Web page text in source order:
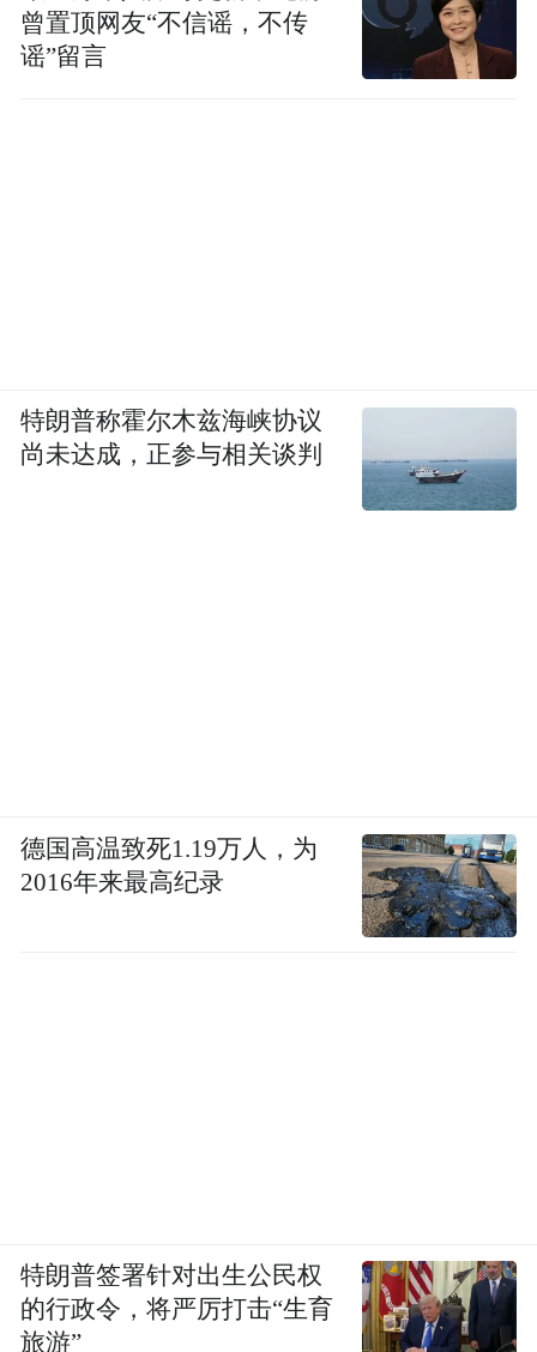
曾置顶网友“不信谣，不传
谣”留言
特朗普称霍尔木兹海峡协议
尚未达成，正参与相关谈判
德国高温致死1.19万人，为
2016年来最高纪录
特朗普签署针对出生公民权
的行政令，将严厉打击“生育
旅游”